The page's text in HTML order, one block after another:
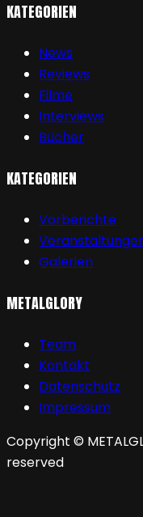
KATEGORIEN
News
Reviews
Filme
Interviews
Bücher
KATEGORIEN
Vorberichte
Galerien
METALGLORY
Team
Kontakt
Datenschutz
Impressum
Copyright ©
reserved